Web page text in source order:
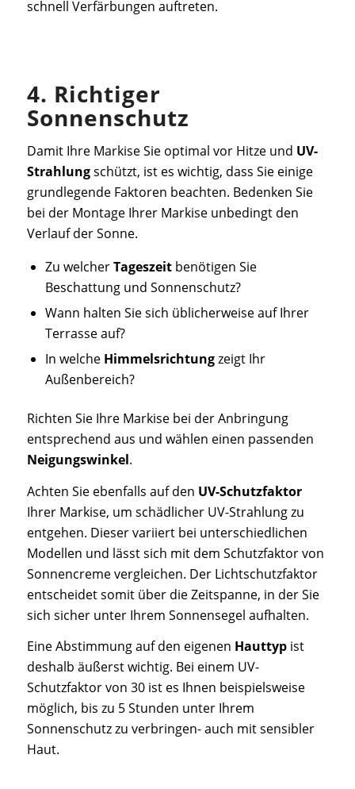
schnell Verfärbungen auftreten.
4. Richtiger
Sonnenschutz
Damit Ihre Markise Sie optimal vor Hitze und UV-
Strahlungschützt, ist es wichtig, dass Sie einige
grundlegende Faktoren beachten. Bedenken Sie
bei der Montage Ihrer Markise unbedingt den
Verlauf der Sonne.
Zu welcherTageszeitbenötigen Sie
Beschattung und Sonnenschutz?
Wann halten Sie sich üblicherweise auf Ihrer
Terrasse auf?
In welche Himmelsrichtungzeigt Ihr
Außenbereich?
Richten Sie Ihre Markise bei der Anbringung
entsprechend aus und wählen einen passenden
Neigungswinkel.
Achten Sie ebenfalls auf den UV-Schutzfaktor
Ihrer Markise, um schädlicher UV-Strahlung zu
entgehen. Dieser variiert bei unterschiedlichen
Modellen und lässt sich mit dem Schutzfaktor von
Sonnencreme vergleichen. Der Lichtschutzfaktor
entscheidet somit über die Zeitspanne, in der Sie
sich sicher unter Ihrem Sonnensegel aufhalten.
Eine Abstimmung auf den eigenen Hauttypist
deshalb äußerst wichtig. Bei einem UV-
Schutzfaktor von 30 ist es Ihnen beispielsweise
möglich, bis zu 5 Stunden unter Ihrem
Sonnenschutz zu verbringen- auch mit sensibler
Haut.